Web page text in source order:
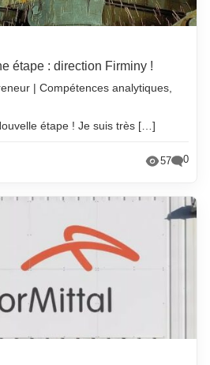
étape : direction Firminy !
| Compétences analytiques,
étape ! Je suis très […]
57 0